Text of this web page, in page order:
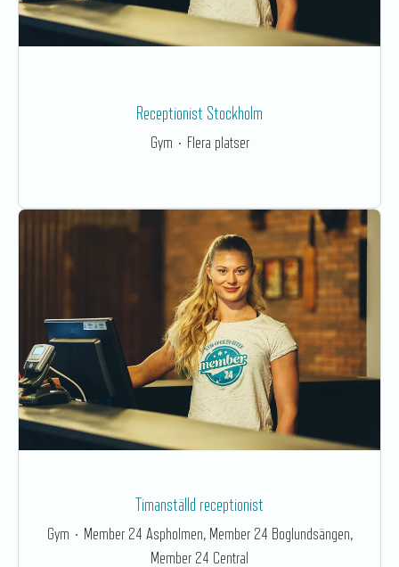
Receptionist Stockholm
Gym · Flera platser
Timanställd receptionist
Gym · Member 24 Aspholmen, Member 24 Boglundsängen,
Member 24 Central